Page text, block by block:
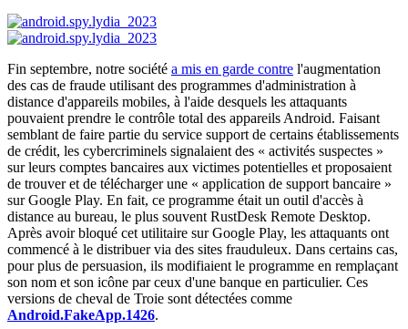
Fin septembre, notre société a mis en garde contre l'augmentation
des cas de fraude utilisant des programmes d'administration à
distance d'appareils mobiles, à l'aide desquels les attaquants
pouvaient prendre le contrôle total des appareils Android. Faisant
semblant de faire partie du service support de certains établissements
de crédit, les cybercriminels signalaient des « activités suspectes »
sur leurs comptes bancaires aux victimes potentielles et proposaient
de trouver et de télécharger une « application de support bancaire »
sur Google Play. En fait, ce programme était un outil d'accès à
distance au bureau, le plus souvent RustDesk Remote Desktop.
Après avoir bloqué cet utilitaire sur Google Play, les attaquants ont
commencé à le distribuer via des sites frauduleux. Dans certains cas,
pour plus de persuasion, ils modifiaient le programme en remplaçant
son nom et son icône par ceux d'une banque en particulier. Ces
versions de cheval de Troie sont détectées comme
Android.FakeApp.1426.